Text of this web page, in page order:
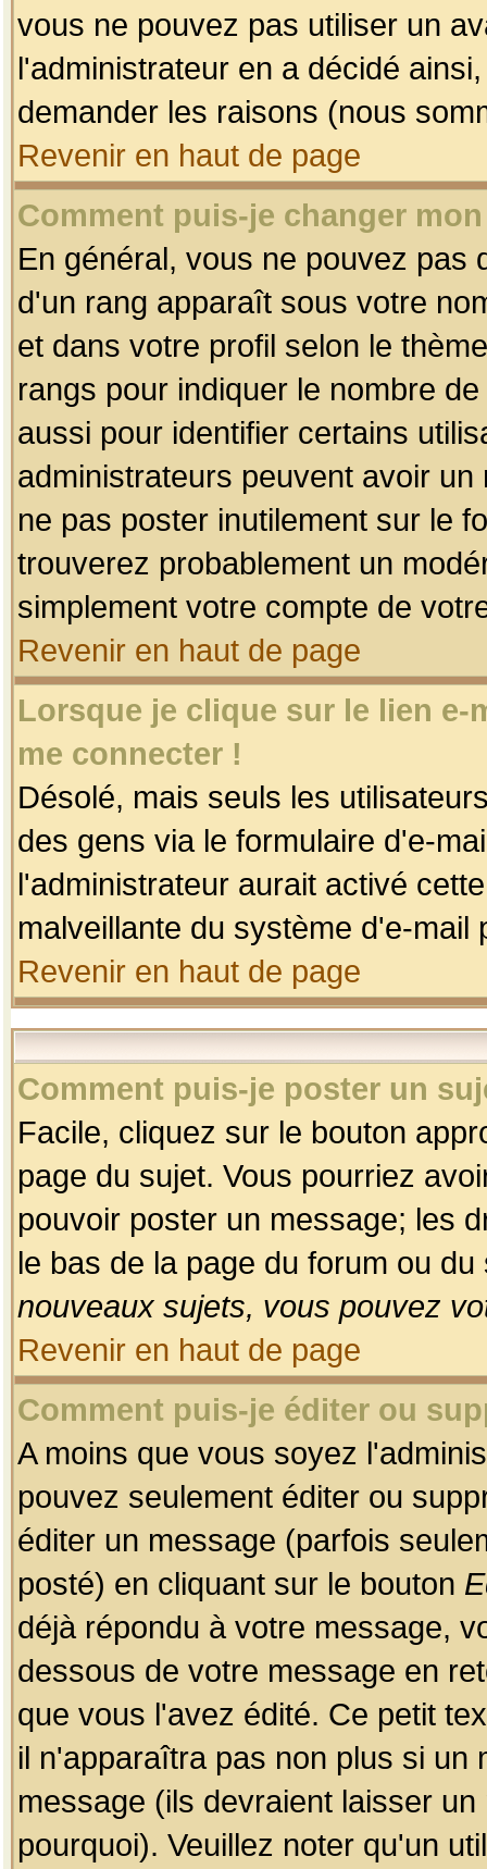
vous ne pouvez pas utiliser un
l'administrateur en a décidé
demander les raisons (nous
Revenir en haut de page
Comment puis-je changer
En général, vous ne pouvez pas
d'un rang apparaît sous votre
et dans votre profil selon le
rangs pour indiquer le nombre
aussi pour identifier certains
administrateurs peuvent avoir
ne pas poster inutilement sur le
trouverez probablement un
simplement votre compte de
Revenir en haut de page
Lorsque je clique sur le lien
me connecter !
Désolé, mais seuls les
des gens via le formulaire d'e-
l'administrateur aurait activé
malveillante du système d'e-
Revenir en haut de page
Comment puis-je poster un
Facile, cliquez sur le bouton
page du sujet. Vous pourriez
pouvoir poster un message; les
le bas de la page du forum ou
nouveaux sujets, vous pouvez
Revenir en haut de page
Comment puis-je éditer ou
A moins que vous soyez
pouvez seulement éditer ou
éditer un message (parfois
posté) en cliquant sur le bouton
déjà répondu à votre message,
dessous de votre message en
que vous l'avez édité. Ce petit
il n'apparaîtra pas non plus si un
message (ils devraient laisser
pourquoi). Veuillez noter qu'un